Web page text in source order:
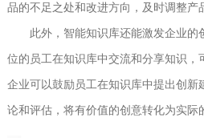
品的不足之处和改进方向，及时调整产
此外，智能知识库还能激发企业的
位的员工在知识库中交流和分享知识，
企业可以鼓励员工在知识库中提出创新
论和评估，将有价值的创意转化为实际